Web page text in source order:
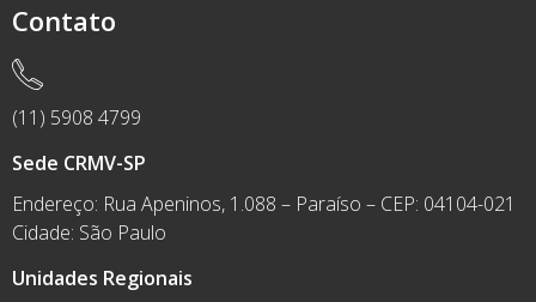
Contato
(11) 5908 4799
Sede CRMV-SP
Endereço: Rua Apeninos, 1.088 – Paraíso – CEP: 04104-021
Cidade: São Paulo
Unidades Regionais